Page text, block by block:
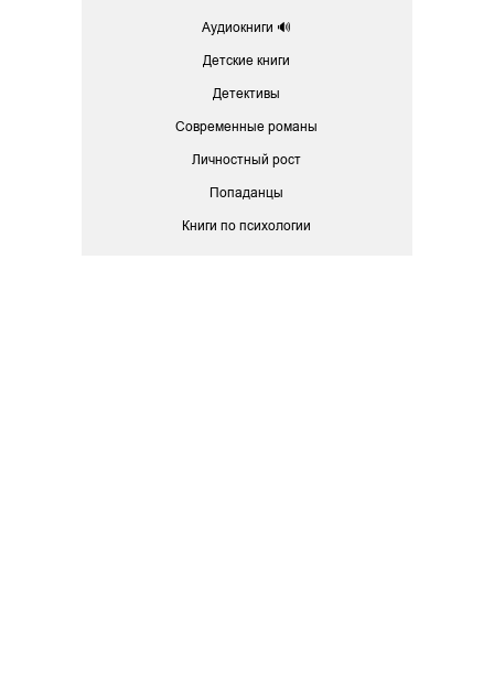
Аудиокниги 🔊
Детские книги
Детективы
Современные романы
Личностный рост
Попаданцы
Книги по психологии